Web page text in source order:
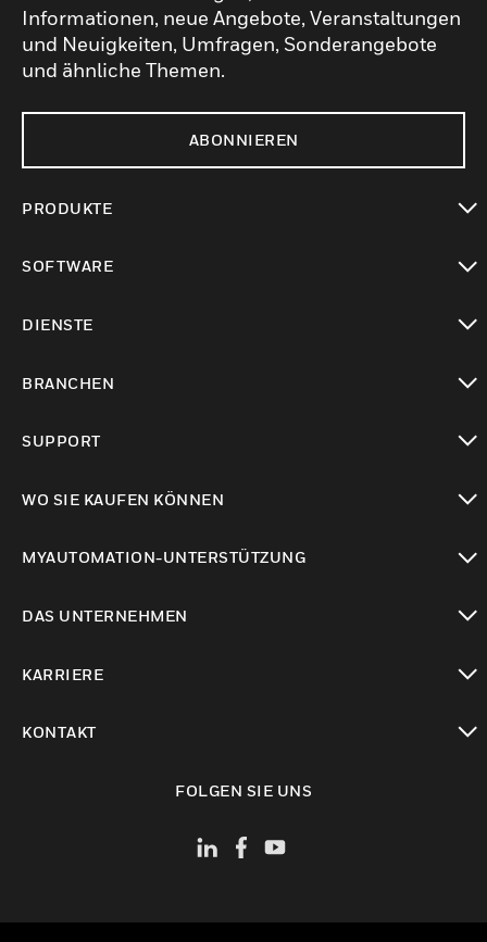
Informationen, neue Angebote, Veranstaltungen
und Neuigkeiten, Umfragen, Sonderangebote
und ähnliche Themen.
ABONNIEREN
PRODUKTE
SOFTWARE
DIENSTE
BRANCHEN
SUPPORT
WO SIE KAUFEN KÖNNEN
MYAUTOMATION-UNTERSTÜTZUNG
DAS UNTERNEHMEN
KARRIERE
KONTAKT
FOLGEN SIE UNS